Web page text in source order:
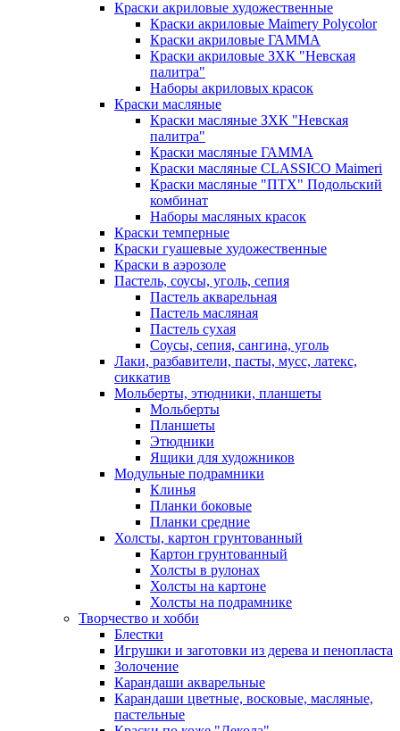
Краски акриловые художественные
Краски акриловые Maimery Polycolor
Краски акриловые ГАММА
Краски акриловые ЗХК "Невская
палитра"
Наборы акриловых красок
Краски масляные
Краски масляные ЗХК "Невская
палитра"
Краски масляные ГАММА
Краски масляные CLASSICO Maimeri
Краски масляные "ПТХ" Подольский
комбинат
Наборы масляных красок
Краски темперные
Краски гуашевые художественные
Краски в аэрозоле
Пастель, соусы, уголь, сепия
Пастель акварельная
Пастель масляная
Пастель сухая
Соусы, сепия, сангина, уголь
Лаки, разбавители, пасты, мусс, латекс,
сиккатив
Мольберты, этюдники, планшеты
Мольберты
Планшеты
Этюдники
Ящики для художников
Модульные подрамники
Клинья
Планки боковые
Планки средние
Холсты, картон грунтованный
Картон грунтованный
Холсты в рулонах
Холсты на картоне
Холсты на подрамнике
Творчество и хобби
Блестки
Игрушки и заготовки из дерева и пенопласта
Золочение
Карандаши акварельные
Карандаши цветные, восковые, масляные,
пастельные